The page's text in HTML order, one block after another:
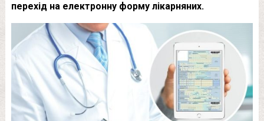
перехід на електронну форму лікарняних.